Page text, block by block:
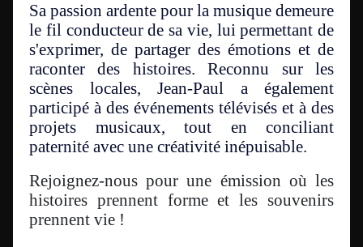
Sa passion ardente pour la musique demeure
le fil conducteur de sa vie, lui permettant de
s'exprimer, de partager des émotions et de
raconter des histoires. Reconnu sur les
scènes locales, Jean-Paul a également
participé à des événements télévisés et à des
projets musicaux, tout en conciliant
paternité avec une créativité inépuisable.
Rejoignez-nous pour une émission où les
histoires prennent forme et les souvenirs
prennent vie !